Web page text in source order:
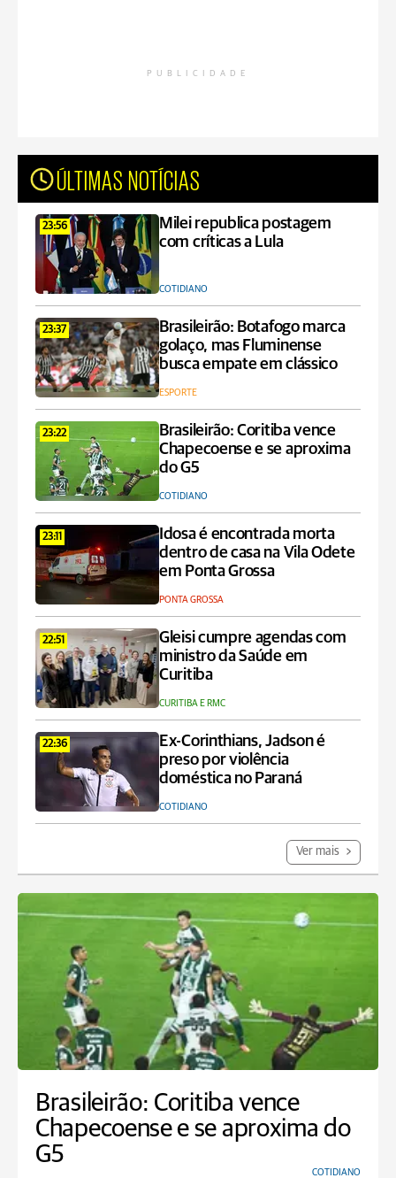
PUBLICIDADE
ÚLTIMAS NOTÍCIAS
23:56
Milei republica postagem
com críticas a Lula
COTIDIANO
23:37
Brasileirão: Botafogo marca
golaço, mas Fluminense
busca empate em clássico
ESPORTE
23:22
Brasileirão: Coritiba vence
Chapecoense e se aproxima
do G5
COTIDIANO
23:11
Idosa é encontrada morta
dentro de casa na Vila Odete
em Ponta Grossa
PONTA GROSSA
22:51
Gleisi cumpre agendas com
ministro da Saúde em
Curitiba
CURITIBA E RMC
22:36
Ex-Corinthians, Jadson é
preso por violência
doméstica no Paraná
COTIDIANO
Ver mais
Brasileirão: Coritiba vence
Chapecoense e se aproxima do
G5
COTIDIANO